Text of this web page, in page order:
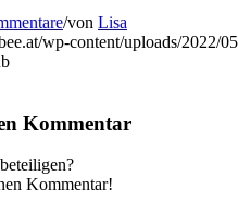
/von Lisa
wp-content/uploads/2022/
Kommentar
Kommentar!